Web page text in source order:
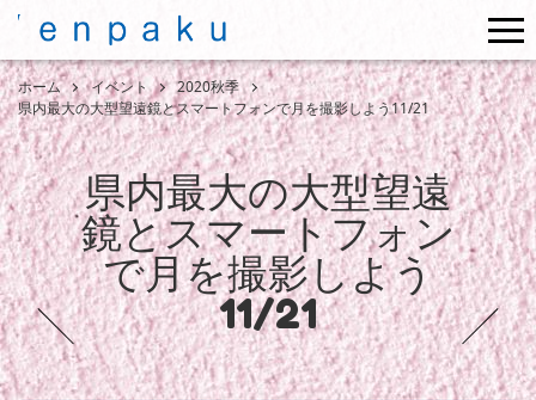
ホーム イベント
2020秋季
県内最大の大型望遠鏡とスマートフォンで月を撮影しよう11/21
県内最大の大型望遠
鏡とスマートフォン
で月を撮影しよう
11/21